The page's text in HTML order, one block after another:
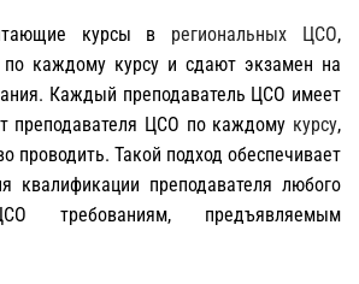
курсы в региональных ЦСО,
по каждому курсу и сдают экзамен на
Каждый преподаватель ЦСО имеет
преподавателя ЦСО по каждому курсу,
проводить. Такой подход обеспечивает
квалификации преподавателя любого
требованиям, предъявляемым